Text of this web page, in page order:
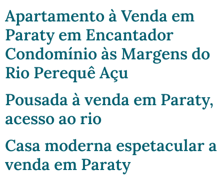
Apartamento à Venda em
Paraty em Encantador
Condomínio às Margens do
Rio Perequê Açu
Pousada à venda em Paraty,
acesso ao rio
Casa moderna espetacular a
venda em Paraty